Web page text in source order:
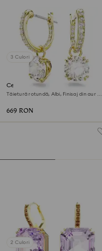
3 Culori
Cercei cu drop Stilla
Tăietură rotundă, Albi, Finisaj din aur de
669 RON
2 Culori